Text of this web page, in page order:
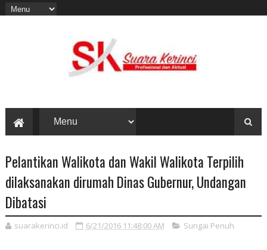
Pelantikan Walikota dan Wakil Walikota Terpilih
dilaksanakan dirumah Dinas Gubernur, Undangan
Dibatasi
suarakerinci.id 6/21/2016 11:48:00 AM Sungai Penuh